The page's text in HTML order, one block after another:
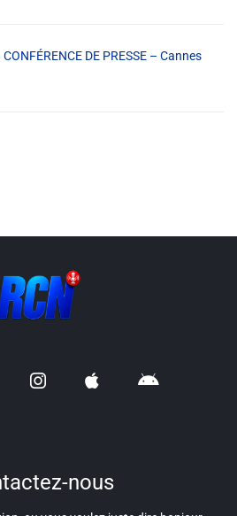
DE PRESSE – Cannes
nous